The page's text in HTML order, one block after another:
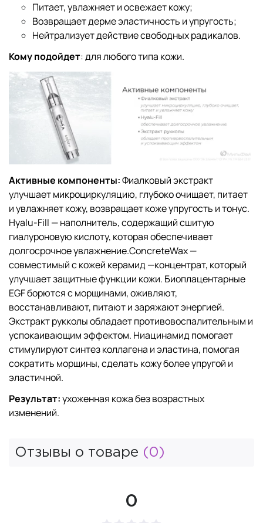
Питает, увлажняет и освежает кожу;
Возвращает дерме эластичность и упругость;
Нейтрализует действие свободных радикалов.
Кому подойдет: для любого типа кожи.
Активные компоненты:Фиалковый экстракт
улучшает микроциркуляцию, глубоко очищает, питает
и увлажняет кожу, возвращает коже упругость и тонус.
Hyalu-Fill — наполнитель, содержащий сшитую
гиалуроновую кислоту, которая обеспечивает
долгосрочное увлажнение.ConcreteWax —
совместимый с кожей керамид —концентрат, который
улучшает защитные функции кожи. Биоплацентарные
EGF борются с морщинами, оживляют,
восстанавливают, питают и заряжают энергией.
Экстракт рукколы обладает противовоспалительным и
успокаивающим эффектом. Ниацинамид помогает
стимулируют синтез коллагена и эластина, помогая
сократить морщины, сделать кожу более упругой и
эластичной.
Результат:ухоженная кожа без возрастных
изменений.
Отзывы о товаре (0)
0